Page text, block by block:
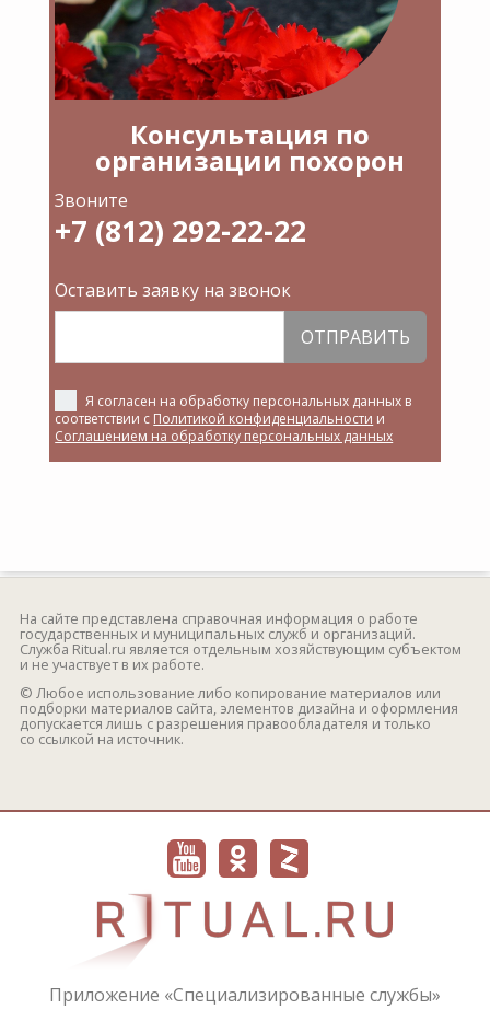
Консультация по
организации похорон
Звоните
+7 (812) 292-22-22
Оставить заявку на звонок
ОТПРАВИТЬ
Я согласен на обработку персональных данных в
соответствии с Политикой конфиденциальности и
Соглашением на обработку персональных данных
На сайте представлена справочная информация о работе
государственных и муниципальных служб и организаций.
Служба Ritual.ru является отдельным хозяйствующим субъектом
и не участвует в их работе.
© Любое использование либо копирование материалов или
подборки материалов сайта, элементов дизайна и оформления
допускается лишь с разрешения правообладателя и только
со ссылкой на источник.
Приложение «Специализированные службы»